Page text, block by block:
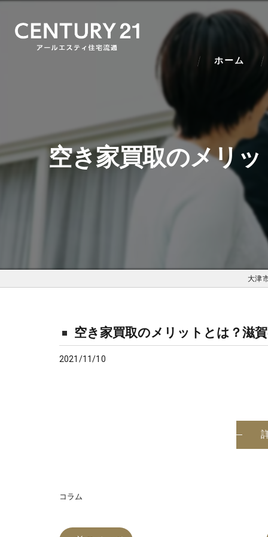
ホーム
空き家買取のメリ
大津
空き家買取のメリットとは？滋
2021/11/10
コラム